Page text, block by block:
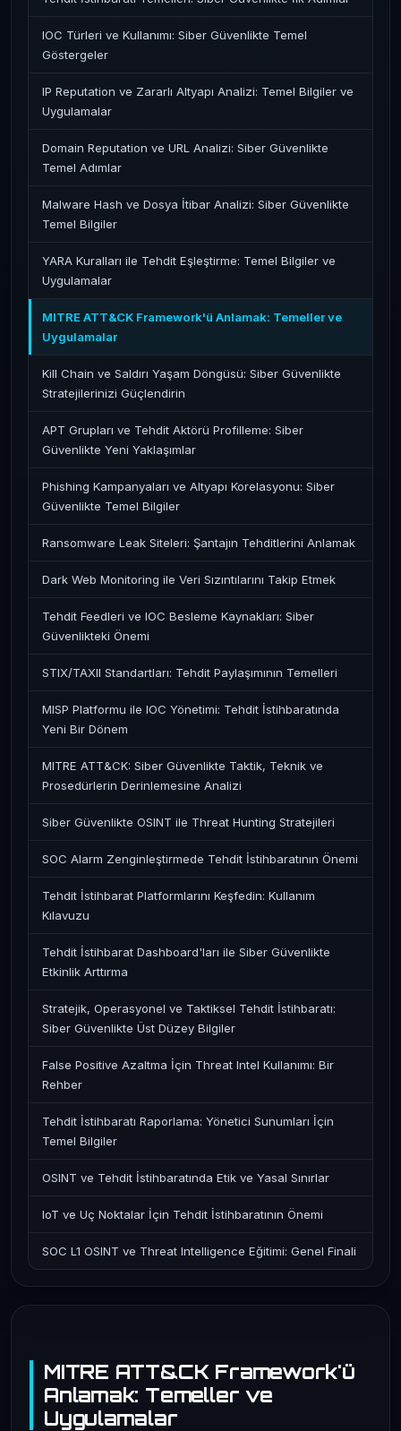
MITRE ATT&CK Framework'ü
Anlamak: Temeller ve
Uygulamalar
IOC Türleri ve Kullanımı: Siber Güvenlikte Temel
Göstergeler
IP Reputation ve Zararlı Altyapı Analizi: Temel Bilgiler ve
Uygulamalar
Domain Reputation ve URL Analizi: Siber Güvenlikte
Temel Adımlar
Malware Hash ve Dosya İtibar Analizi: Siber Güvenlikte
Temel Bilgiler
YARA Kuralları ile Tehdit Eşleştirme: Temel Bilgiler ve
Uygulamalar
MITRE ATT&CK Framework'ü Anlamak: Temeller ve
Uygulamalar
Kill Chain ve Saldırı Yaşam Döngüsü: Siber Güvenlikte
Stratejilerinizi Güçlendirin
APT Grupları ve Tehdit Aktörü Profilleme: Siber
Güvenlikte Yeni Yaklaşımlar
Phishing Kampanyaları ve Altyapı Korelasyonu: Siber
Güvenlikte Temel Bilgiler
Ransomware Leak Siteleri: Şantajın Tehditlerini Anlamak
Dark Web Monitoring ile Veri Sızıntılarını Takip Etmek
Tehdit Feedleri ve IOC Besleme Kaynakları: Siber
Güvenlikteki Önemi
STIX/TAXII Standartları: Tehdit Paylaşımının Temelleri
MISP Platformu ile IOC Yönetimi: Tehdit İstihbaratında
Yeni Bir Dönem
MITRE ATT&CK: Siber Güvenlikte Taktik, Teknik ve
Prosedürlerin Derinlemesine Analizi
Siber Güvenlikte OSINT ile Threat Hunting Stratejileri
SOC Alarm Zenginleştirmede Tehdit İstihbaratının Önemi
Tehdit İstihbarat Platformlarını Keşfedin: Kullanım
Kılavuzu
Tehdit İstihbarat Dashboard'ları ile Siber Güvenlikte
Etkinlik Arttırma
Stratejik, Operasyonel ve Taktiksel Tehdit İstihbaratı:
Siber Güvenlikte Üst Düzey Bilgiler
False Positive Azaltma İçin Threat Intel Kullanımı: Bir
Rehber
Tehdit İstihbaratı Raporlama: Yönetici Sunumları İçin
Temel Bilgiler
OSINT ve Tehdit İstihbaratında Etik ve Yasal Sınırlar
IoT ve Uç Noktalar İçin Tehdit İstihbaratının Önemi
SOC L1 OSINT ve Threat Intelligence Eğitimi: Genel Finali